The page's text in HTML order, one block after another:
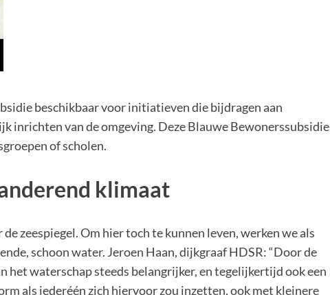
beschikbaar voor initiatieven die bijdragen aan
inrichten van de omgeving. Deze Blauwe Bewonerssubsidie
of scholen.
klimaat
zeespiegel. Om hier toch te kunnen leven, werken we als
schoon water. Jeroen Haan, dijkgraaf HDSR: “Door de
waterschap steeds belangrijker, en tegelijkertijd ook een
als iederéén zich hiervoor zou inzetten, ook met kleinere